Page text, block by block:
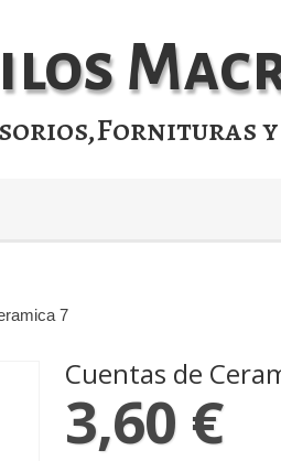
7
Cuentas de
3,60 €